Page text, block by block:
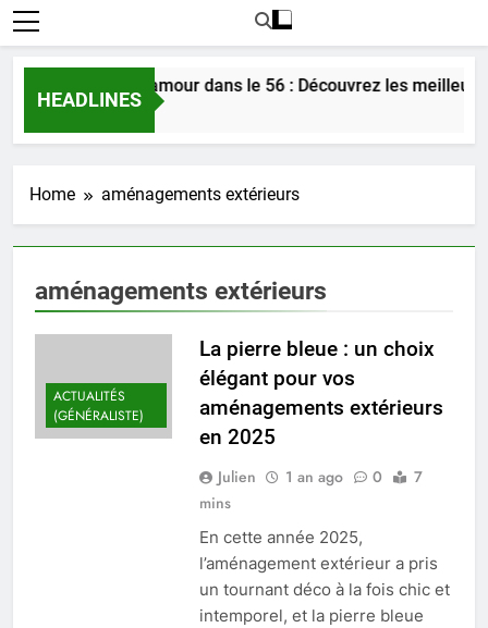
HEADLINES
Rencontrer l’amour dans le 56 : Découvrez les
5 Jours Ago
Home aménagements extérieurs
aménagements extérieurs
ACTUALITÉS
(GÉNÉRALISTE)
La pierre bleue : un choix
élégant pour vos
aménagements extérieurs
en 2025
Julien 1 an ago 0
7
mins
En cette année 2025,
l’aménagement extérieur a pris
un tournant déco à la fois chic et
intemporel, et la pierre bleue